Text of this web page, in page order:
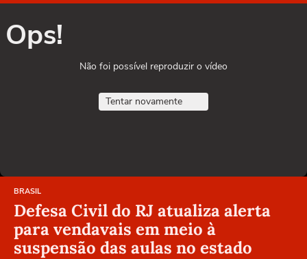
Ops!
Não foi possível reproduzir o vídeo
Tentar novamente
BRASIL
Defesa Civil do RJ atualiza alerta
para vendavais em meio à
suspensão das aulas no estado